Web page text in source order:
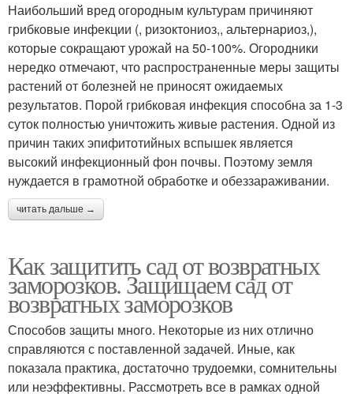
Наибольший вред огородным культурам причиняют
грибковые инфекции (, ризоктониоз,, альтернариоз,),
которые сокращают урожай на 50-100%. Огородники
нередко отмечают, что распространенные меры защиты
растений от болезней не приносят ожидаемых
результатов. Порой грибковая инфекция способна за 1-3
суток полностью уничтожить живые растения. Одной из
причин таких эпифитотийных вспышек является
высокий инфекционный фон почвы. Поэтому земля
нуждается в грамотной обработке и обеззараживании.
читать дальше →
Как защитить сад от возвратных
заморозков. Защищаем сад от
возвратных заморозков
Способов защиты много. Некоторые из них отлично
справляются с поставленной задачей. Иные, как
показала практика, достаточно трудоемки, сомнительны
или неэффективны. Рассмотреть все в рамках одной